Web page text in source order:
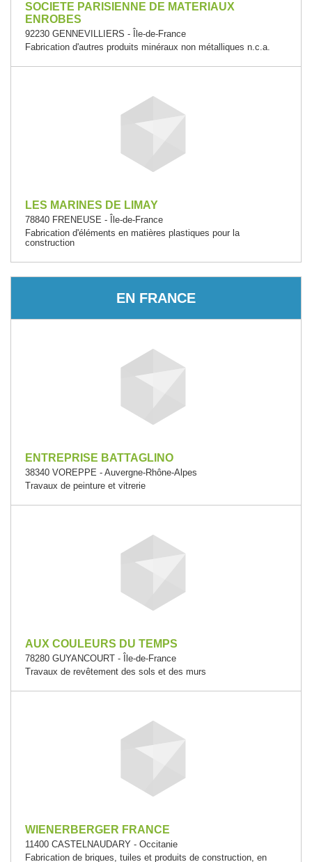
SOCIETE PARISIENNE DE MATERIAUX
ENROBES
92230 GENNEVILLIERS - Île-de-France
Fabrication d'autres produits minéraux non métalliques n.c.a.
LES MARINES DE LIMAY
78840 FRENEUSE - Île-de-France
Fabrication d'éléments en matières plastiques pour la
construction
EN FRANCE
ENTREPRISE BATTAGLINO
38340 VOREPPE - Auvergne-Rhône-Alpes
Travaux de peinture et vitrerie
AUX COULEURS DU TEMPS
78280 GUYANCOURT - Île-de-France
Travaux de revêtement des sols et des murs
WIENERBERGER FRANCE
11400 CASTELNAUDARY - Occitanie
Fabrication de briques, tuiles et produits de construction, en